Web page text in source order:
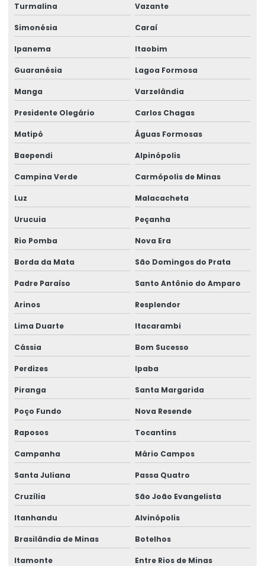
Rótulos Metalizados Para Embalagens
Rótulos Para Controle De Estoque
Rótulos Para Embalagens De Alimentos
Rótulos Para Etiquetagem De Produtos
Rótulos Para Garrafas De Bebidas
Rótulos Para Indústria
Rótulos Para Produtos
Rótulos Para Setores Alimentícios
Rótulos Para Varejo Personalizados
Rótulos Personalizados
Rótulos Personalizados Para Negócios
Turmalina Vazante
Simonésia Caraí
Ipanema Itaobim
Guaranésia Lagoa Formosa
Manga Varzelândia
Presidente Olegário Carlos Chagas
Matipó Águas Formosas
Baependi Alpinópolis
Campina Verde Carmópolis de Minas
Luz Malacacheta
Urucuia Peçanha
Rio Pomba Nova Era
Borda da Mata São Domingos do Prata
Padre Paraíso Santo Antônio do Amparo
Arinos Resplendor
Lima Duarte Itacarambi
Cássia Bom Sucesso
Perdizes Ipaba
Piranga Santa Margarida
Poço Fundo Nova Resende
Raposos Tocantins
Campanha Mário Campos
Santa Juliana Passa Quatro
Cruzília São João Evangelista
Itanhandu Alvinópolis
Brasilândia de Minas Botelhos
Itamonte Entre Rios de Minas